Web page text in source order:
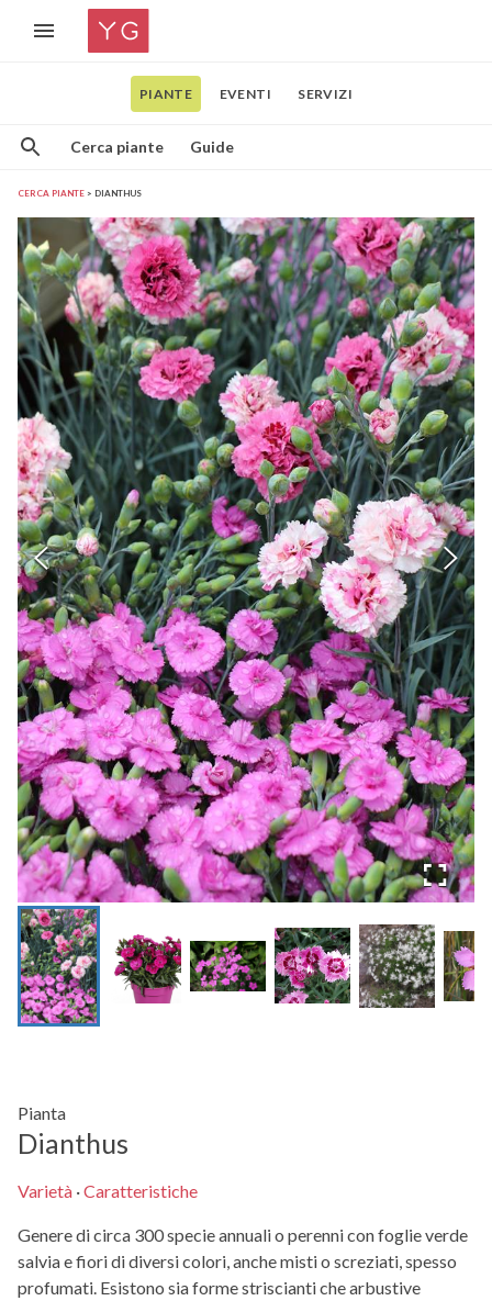
PIANTE EVENTI SERVIZI
Cerca piante Guide
CERCA PIANTE DIANTHUS
Pianta
Dianthus
Varietà ·Caratteristiche
Genere di circa 300 specie annuali o perenni con foglie verde
salvia e fiori di diversi colori, anche misti o screziati, spesso
profumati. Esistono sia forme striscianti che arbustive